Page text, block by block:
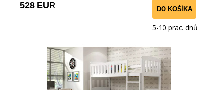
528 EUR DO KOŠÍKA
5-10 prac. dnů